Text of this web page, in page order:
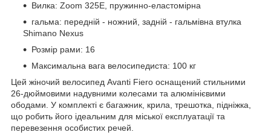
Вилка: Zoom 325E, пружинно-еластомірна
гальма: передній - ножний, задній - гальмівна втулка
Shimano Nexus
Розмір рами: 16
Максимальна вага велосипедиста: 100 кг
Цей жіночий велосипед Avanti Fiero оснащений стильними
26-дюймовими надувними колесами та алюмінієвими
ободами. У комплекті є багажник, крила, трешотка, підніжка,
що робить його ідеальним для міської експлуатації та
перевезення особистих речей.